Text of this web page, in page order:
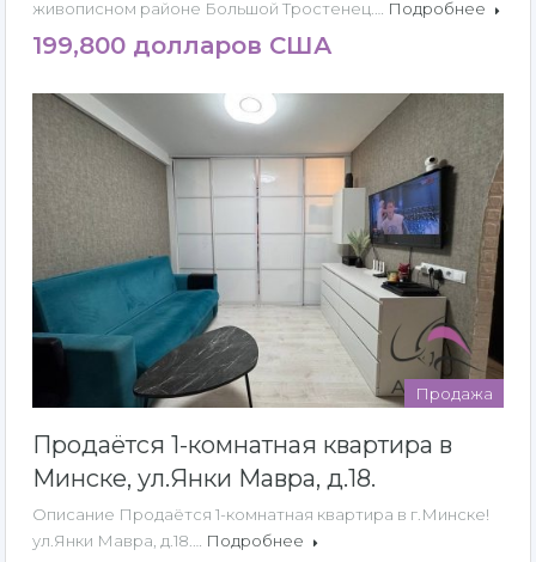
живописном районе Большой Тростенец.… Подробнее
199,800 долларов США
Продажа
Продаётся 1-комнатная квартира в
Минске, ул.Янки Мавра, д.18.
Описание Продаётся 1-комнатная квартира в г.Минске!
ул.Янки Мавра, д.18.… Подробнее